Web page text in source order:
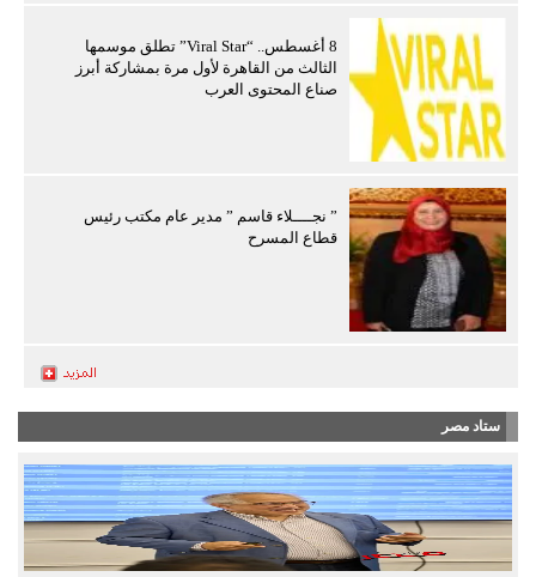
8 أغسطس.. “Viral Star” تطلق موسمها
الثالث من القاهرة لأول مرة بمشاركة أبرز
صناع المحتوى العرب
” نجــــلاء قاسم ” مدير عام مكتب رئيس
قطاع المسرح
ستاد مصر